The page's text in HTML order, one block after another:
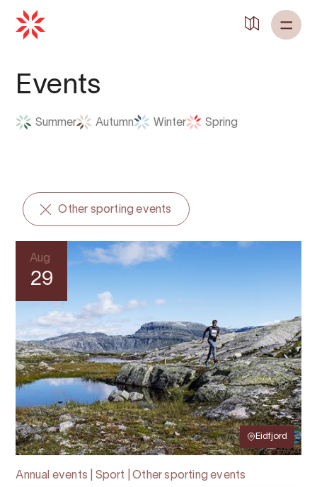
Events
Summer Autumn Winter Spring
Other sporting events
Aug
29
Eidfjord
Annual events | Sport | Other sporting events